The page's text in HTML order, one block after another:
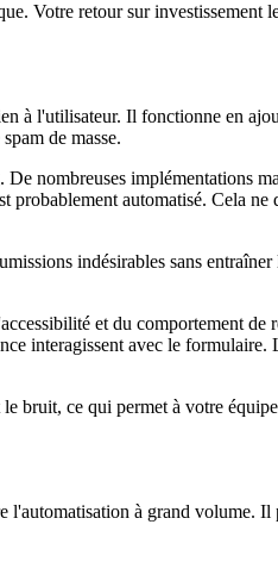
Votre retour sur investissement
à l'utilisateur. Il fonctionne en
de masse.
nombreuses implémentations
automatisé. Cela
indésirables sans
et du comportement
interagissent avec le
bruit, ce qui permet à votre
à grand volume.